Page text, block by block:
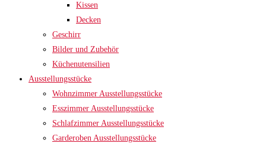
Kissen
Decken
Geschirr
Bilder und Zubehör
Küchenutensilien
Ausstellungsstücke
Wohnzimmer Ausstellungsstücke
Esszimmer Ausstellungsstücke
Schlafzimmer Ausstellungsstücke
Garderoben Ausstellungsstücke